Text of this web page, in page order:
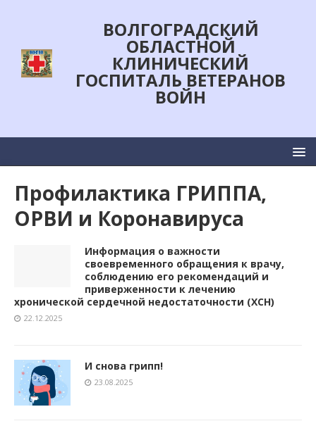
ВОЛГОГРАДСКИЙ
ОБЛАСТНОЙ
КЛИНИЧЕСКИЙ
ГОСПИТАЛЬ ВЕТЕРАНОВ
ВОЙН
Профилактика ГРИППА,
ОРВИ и Коронавируса
Информация о важности
своевременного обращения к врачу,
соблюдению его рекомендаций и
приверженности к лечению
хронической сердечной недостаточности (ХСН)
22.12.2025
И снова грипп!
23.08.2025